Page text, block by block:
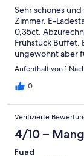
Sehr schönes
Zimmer. E-
0,35ct.
Frühstück Buffet.
ungewohnt aber
Zimmerkarte
Aufenthalt von 1
0
Verifizierte
4/10 –
Fuad